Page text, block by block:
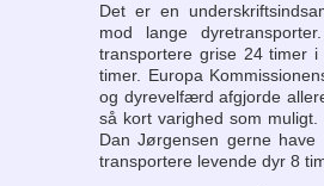
Det er en
mod lange
transportere grise 24 timer
timer. Europa
og dyrevelfærd afgjorde
så kort varighed som
Dan Jørgensen gerne
transportere levende dyr 8